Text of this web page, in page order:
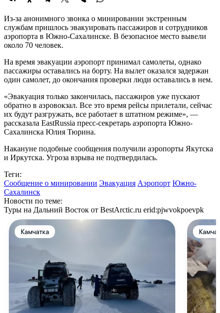
Из-за анонимного звонка о минировании экстренным
службам пришлось эвакуировать пассажиров и сотрудников
аэропорта в Южно-Сахалинске. В безопасное место вывели
около 70 человек.
На время эвакуации аэропорт принимал самолеты, однако
пассажиры оставались на борту. На вылет оказался задержан
один самолет, до окончания проверки люди оставались в нем.
«Эвакуация только закончилась, пассажиров уже пускают
обратно в аэровокзал. Все это время рейсы прилетали, сейчас
их будут разгружать, все работает в штатном режиме», —
рассказала EastRussia пресс-секретарь аэропорта Южно-
Сахалинска Юлия Тюрина.
Накануне подобные сообщения получили аэропорты Якутска
и Иркутска. Угроза взрыва не подтвердилась.
Теги:
Сообщение о минировании Эвакуация Аэропорт Южно-
Сахалинск
Новости по теме:
Туры на Дальний Восток от BestArctic.ru erid:pjwvokpoevpk